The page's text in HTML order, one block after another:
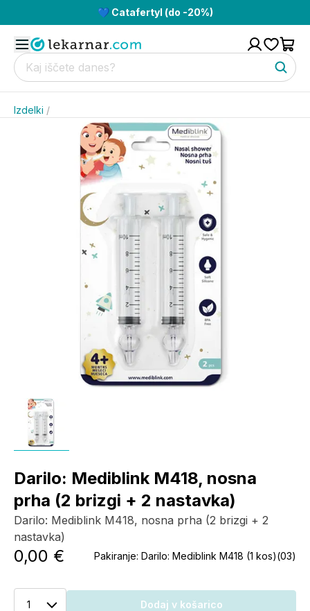
💙 Catafertyl (do -20%)
Izdelki /
Darilo: Mediblink M418, nosna
prha (2 brizgi + 2 nastavka)
Darilo: Mediblink M418, nosna prha (2 brizgi + 2
nastavka)
0,00 € Pakiranje: Darilo: Mediblink M418 (1 kos)(03)
1 Dodaj v košarico